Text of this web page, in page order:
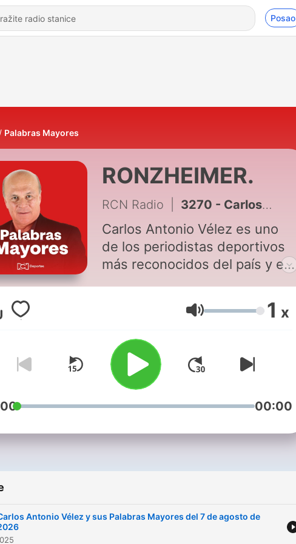
Posao
Palabras Mayores
RONZHEIMER.
RCN Radio 3270 - Carlos Antonio Vélez y sus Palabras Mayores del 7 de agosto de 2026
Carlos Antonio Vélez es uno
de los periodistas deportivos
más reconocidos del país y en
sobre el acontecer deportivo
del fútbol colombiano y del
Jačina zvuka 1 x
00:00
Antonio Vélez y sus Palabras Mayores del 7 de agosto de